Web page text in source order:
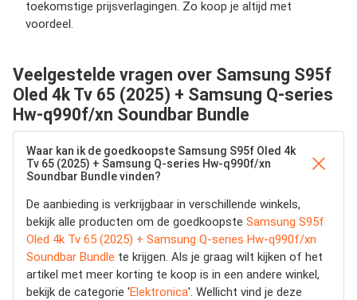
toekomstige prijsverlagingen. Zo koop je altijd met
voordeel.
Veelgestelde vragen over Samsung S95f
Oled 4k Tv 65 (2025) + Samsung Q-series
Hw-q990f/xn Soundbar Bundle
Waar kan ik de goedkoopste Samsung S95f Oled 4k
Tv 65 (2025) + Samsung Q-series Hw-q990f/xn
Soundbar Bundle vinden?
De aanbieding is verkrijgbaar in verschillende winkels,
bekijk alle producten om de goedkoopste Samsung S95f
Oled 4k Tv 65 (2025) + Samsung Q-series Hw-q990f/xn
Soundbar Bundle te krijgen. Als je graag wilt kijken of het
artikel met meer korting te koop is in een andere winkel,
bekijk de categorie 'Elektronica'. Wellicht vind je deze